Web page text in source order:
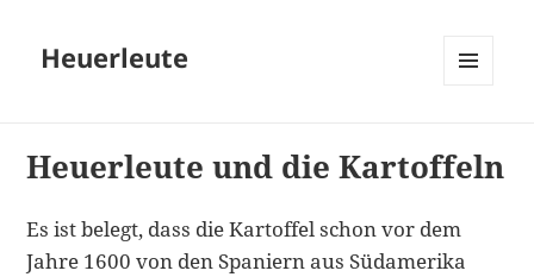
Heuerleute
Heuerleute und die Kartoffeln
Es ist belegt, dass die Kartoffel schon vor dem
Jahre 1600 von den Spaniern aus Südamerika